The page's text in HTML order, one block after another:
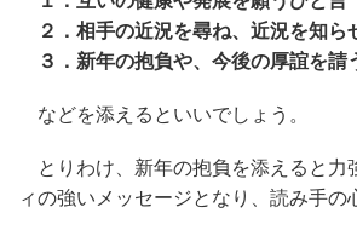
２．相手の近況を尋ね、近況を知ら
３．新年の抱負や、今後の厚誼を請
などを添えるといいでしょう。
とりわけ、新年の抱負を添えると力
ィの強いメッセージとなり、読み手の